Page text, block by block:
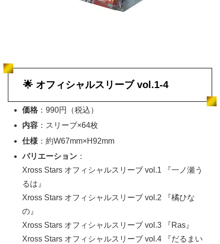
🌟 オフィシャルスリーブ vol.1‑4
価格 ：990円（税込）
内容 ：スリーブ×64枚
仕様 ：約W67mm×H92mm
バリエーション ：
Xross Stars オフィシャルスリーブ vol.1 『一ノ瀬う
るは』
Xross Stars オフィシャルスリーブ vol.2 『橘ひな
の』
Xross Stars オフィシャルスリーブ vol.3 『Ras』
Xross Stars オフィシャルスリーブ vol.4 『だるまい